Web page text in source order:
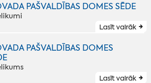
PAŠVALDĪBAS DOMES SĒDE
Lasīt vairāk
PAŠVALDĪBAS DOMES
Lasīt vairāk